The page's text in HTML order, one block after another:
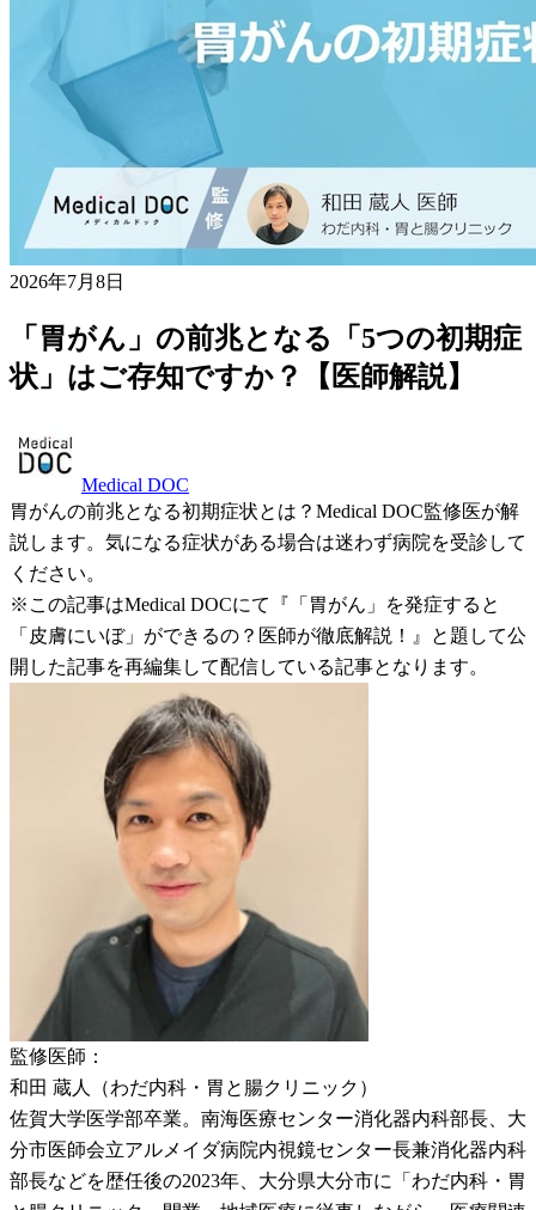
2026年7月8日
「胃がん」の前兆となる「5つの初期症
状」はご存知ですか？【医師解説】
Medical DOC
胃がんの前兆となる初期症状とは？Medical DOC監修医が解
説します。気になる症状がある場合は迷わず病院を受診して
ください。
※この記事はMedical DOCにて『「胃がん」を発症すると
「皮膚にいぼ」ができるの？医師が徹底解説！』と題して公
開した記事を再編集して配信している記事となります。
監修医師：
和田 蔵人（わだ内科・胃と腸クリニック）
佐賀大学医学部卒業。南海医療センター消化器内科部長、大
分市医師会立アルメイダ病院内視鏡センター長兼消化器内科
部長などを歴任後の2023年、大分県大分市に「わだ内科・胃